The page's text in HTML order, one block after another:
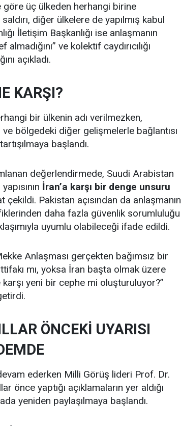
üç ülkeden herhangi birine
diğer ülkelere de yapılmış kabul
İletişim Başkanlığı ise anlaşmanın
ve kolektif caydırıcılığı
açıkladı.
KARŞI?
bir ülkenin adı verilmezken,
ve bölgedeki diğer gelişmelerle bağlantısı
başlandı.
değerlendirmede, Suudi Arabistan
İran’a karşı bir denge unsuru
Pakistan açısından da anlaşmanın
daha fazla güvenlik sorumluluğu
uyumlu olabileceği ifade edildi.
Anlaşması gerçekten bağımsız bir
mı, yoksa İran başta olmak üzere
yeni bir cephe mi oluşturuluyor?”
ÖNCEKİ UYARISI
ederken Milli Görüş lideri Prof. Dr.
önce yaptığı açıklamaların yer aldığı
yeniden paylaşılmaya başlandı.